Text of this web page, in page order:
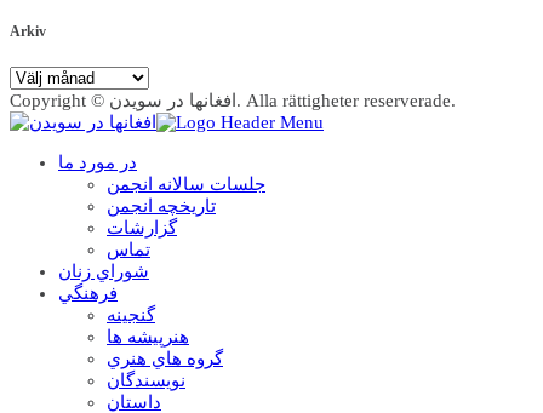
Arkiv
Arkiv
Copyright © افغانها در سویدن. Alla rättigheter reserverade.
در مورد ما
جلسات سالانه انجمن
تاریخچه انجمن
گزارشات
تماس
شوراي زنان
فرهنگي
گنجينه
هنرپيشه ها
گروه هاي هنري
نويسندگان
داستان